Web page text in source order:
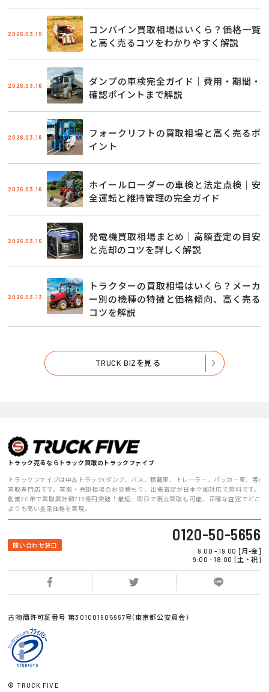
2026.03.19
コンバイン買取相場はいくら？価格一覧
と高く売るコツをわかりやすく解説
2026.03.16
ダンプの車検完全ガイド｜費用・期間・
確認ポイントまで解説
2026.03.16
フォークリフトの買取相場と高く売るポ
イント
2026.03.16
ホイールローダーの車検と法定点検｜安
全運転と維持管理の完全ガイド
2026.03.16
発電機買取相場まとめ｜高額査定の目安
と売却のコツを詳しく解説
2026.03.13
トラクターの買取相場はいくら？メーカ
ー別の機種の特徴と価格傾向、高く売る
コツを解説
TRUCK BIZを見る
トラック売るならトラック買取のトラックファイブ
トラックファイブは中古トラック(ダンプ、バス、積載車、トレーラー、パッカー車、等)
買取専門店です。買取・売却相場のお見積もり、出張査定が日本全国対応で無料です。
創業20年で買取累計額715億円突破！最短、即日で現金買取も可能、正確な査定でどこ
よりも高い査定価格を実現。
問い合わせ窓口
0120-50-5656
9:00 - 19:00 [月-金]
9:00 - 18:00 [土・祝]
古物商許可証番号 第301081905967号(東京都公安員会)
© TRUCK FIVE